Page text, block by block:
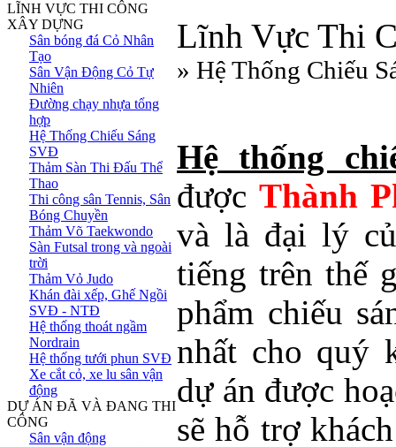
LĨNH VỰC THI CÔNG
XÂY DỰNG
Sân bóng đá Cỏ Nhân
Tạo
Sân Vận Động Cỏ Tự
Nhiên
Đường chạy nhựa tổng
hợp
Hệ Thống Chiếu Sáng
SVĐ
Thảm Sàn Thi Đấu Thể
Thao
Thi công sân Tennis, Sân
Bóng Chuyền
Thảm Võ Taekwondo
Sàn Futsal trong và ngoài
trời
Thảm Vỏ Judo
Khán đài xếp, Ghế Ngồi
SVĐ - NTĐ
Hệ thống thoát ngầm
Nordrain
Hệ thống tưới phun SVĐ
Xe cắt cỏ, xe lu sân vận
động
DỰ ÁN ĐÃ VÀ ĐANG THI
CÔNG
Sân vận động
Lĩnh Vực Thi
» Hệ Thống Chiếu
Hệ thống
được Thành
và là đại lý
tiếng trên thế
phẩm chiếu
nhất cho quý
dự án được
sẽ hỗ trợ